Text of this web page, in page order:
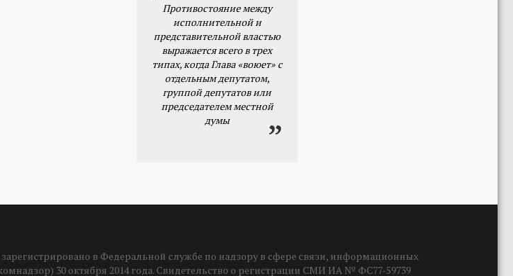
Противостояние между
исполнительной и
представительной властью
выражается всего в трех
типах, когда Глава «воюет» с
отдельным депутатом,
группой депутатов или
председателем местной
думы
в Федеральной службе по надзору в сфере связи, информационных
30 октября 2014 года. Свидетельство о регистрации СМИ ИА № ФС77-59739